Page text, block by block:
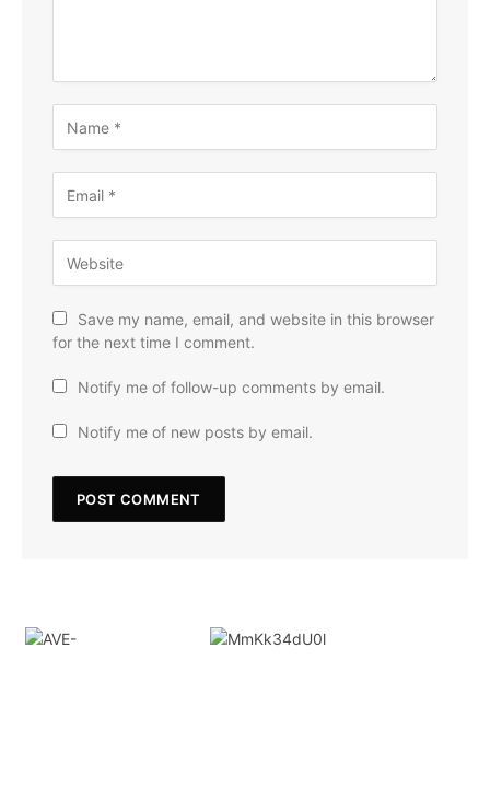
Save my name, email, and website in this browser
for the next time I comment.
Notify me of follow-up comments by email.
Notify me of new posts by email.